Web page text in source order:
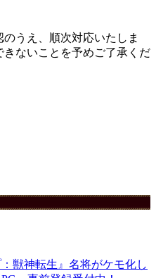
うえ、順次対応いたしま
ないことを予めご了承くだ
獣神転生』名将がケモ化し